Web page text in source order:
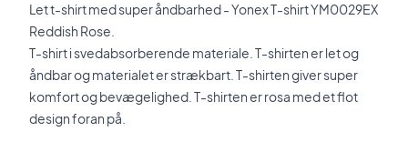
Let t-shirt med super åndbarhed - Yonex T-shirt YM0029EX
Reddish Rose.
T-shirt i svedabsorberende materiale. T-shirten er let og
åndbar og materialet er strækbart. T-shirten giver super
komfort og bevægelighed. T-shirten er rosa med et flot
design foran på.